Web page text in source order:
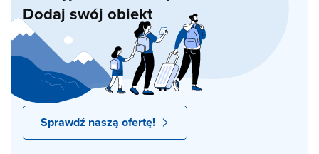
Dodaj swój obiekt
Sprawdź naszą ofertę!